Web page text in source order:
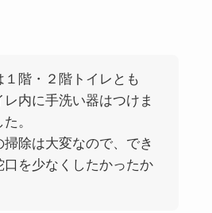
１階・２階トイレとも
レ内に手洗い器はつけま
。
掃除は大変なので、でき
口を少なくしたかったか